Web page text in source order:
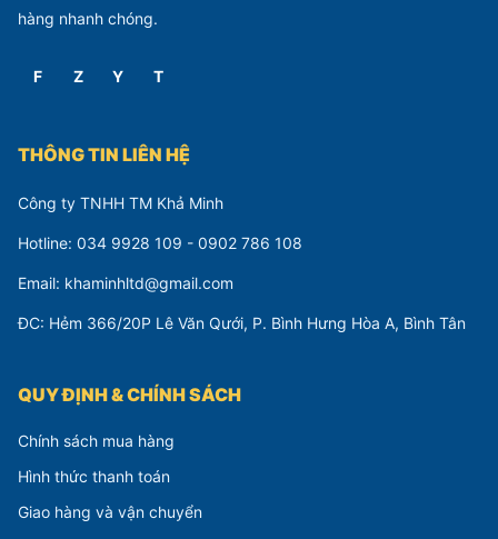
hàng nhanh chóng.
F Z Y T
THÔNG TIN LIÊN HỆ
Công ty TNHH TM Khả Minh
Hotline: 034 9928 109 - 0902 786 108
Email: khaminhltd@gmail.com
ĐC: Hẻm 366/20P Lê Văn Qưới, P. Bình Hưng Hòa A, Bình Tân
QUY ĐỊNH & CHÍNH SÁCH
Chính sách mua hàng
Hình thức thanh toán
Giao hàng và vận chuyển